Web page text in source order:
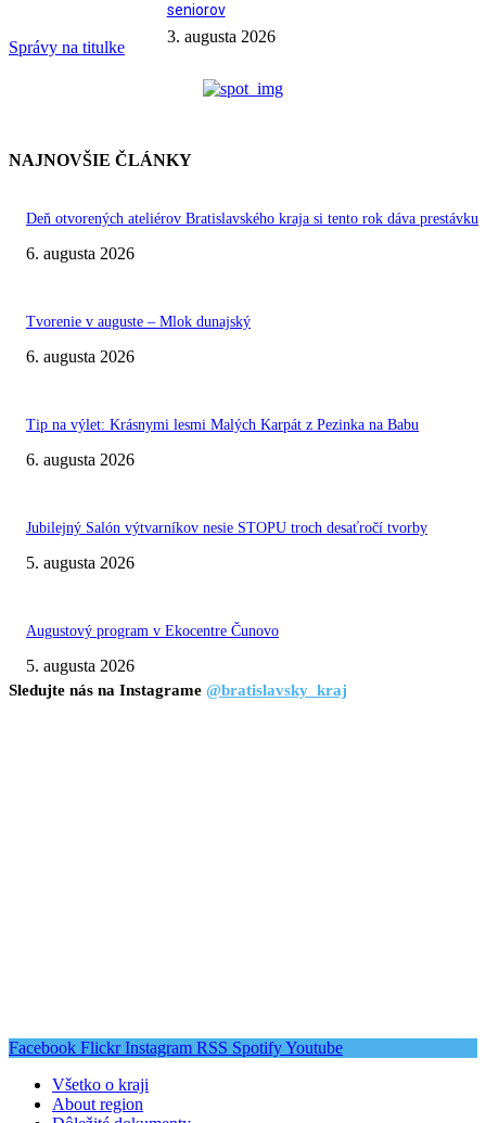
Správy na titulke
seniorov
3. augusta 2026
NAJNOVŠIE ČLÁNKY
Deň otvorených ateliérov Bratislavského kraja si tento rok dáva prestávku
6. augusta 2026
Tvorenie v auguste – Mlok dunajský
6. augusta 2026
Tip na výlet: Krásnymi lesmi Malých Karpát z Pezinka na Babu
6. augusta 2026
Jubilejný Salón výtvarníkov nesie STOPU troch desaťročí tvorby
5. augusta 2026
Augustový program v Ekocentre Čunovo
5. augusta 2026
Sledujte nás na Instagrame @bratislavsky_kraj
Facebook Flickr Instagram RSS SpotifyYoutube
Všetko o kraji
About region